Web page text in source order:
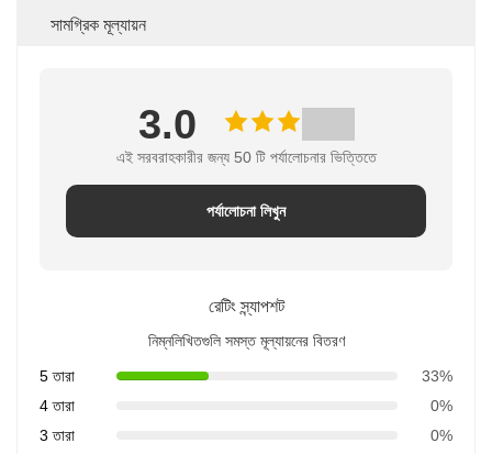
সামগ্রিক মূল্যায়ন
3.0
এই সরবরাহকারীর জন্য 50 টি পর্যালোচনার ভিত্তিতে
পর্যালোচনা লিখুন
রেটিং স্ন্যাপশট
নিম্নলিখিতগুলি সমস্ত মূল্যায়নের বিতরণ
5 তারা
33%
4 তারা
0%
3 তারা
0%